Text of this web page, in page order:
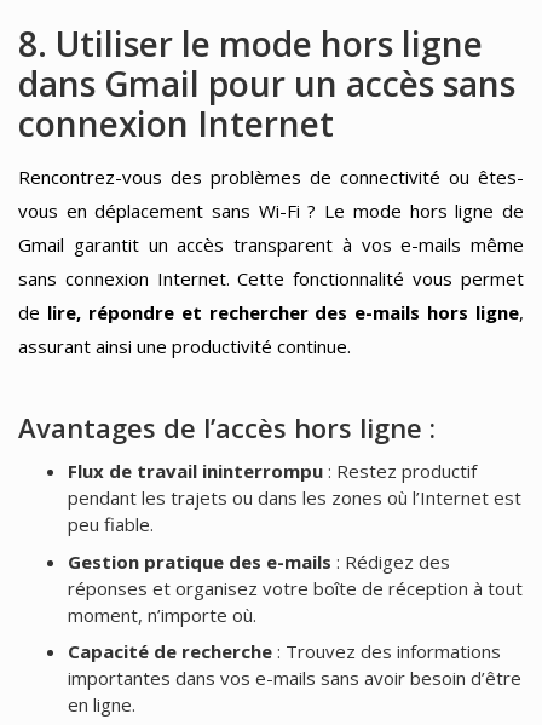
8. Utiliser le mode hors ligne
dans Gmail pour un accès sans
connexion Internet
Rencontrez-vous des problèmes de connectivité ou êtes-
vous en déplacement sans Wi-Fi ? Le mode hors ligne de
Gmail garantit un accès transparent à vos e-mails même
sans connexion Internet. Cette fonctionnalité vous permet
de lire, répondre et rechercher des e-mails hors ligne,
assurant ainsi une productivité continue.
Avantages de l’accès hors ligne :
Flux de travail ininterrompu: Restez productif
pendant les trajets ou dans les zones où l’Internet est
peu fiable.
Gestion pratique des e-mails : Rédigez des
réponses et organisez votre boîte de réception à tout
moment, n’importe où.
Capacité de recherche: Trouvez des informations
importantes dans vos e-mails sans avoir besoin d’être
en ligne.